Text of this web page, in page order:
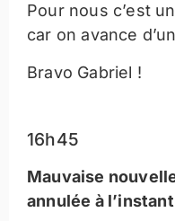
Pour nous c’est
car on avance
Bravo Gabriel !
16h45
Mauvaise
annulée à